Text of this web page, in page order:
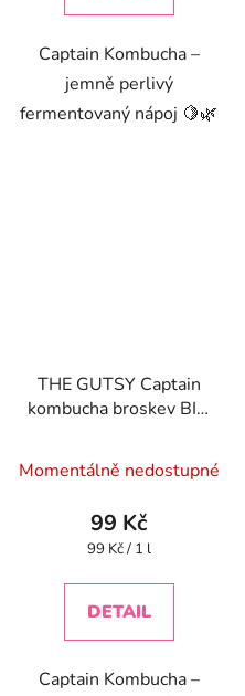
Captain Kombucha –
jemně perlivý
fermentovaný nápoj 🍋🌿
THE GUTSY Captain
kombucha broskev BIO
Momentálně nedostupné
99 Kč
Měrná
99 Kč / 1 l
DETAIL
Captain Kombucha –